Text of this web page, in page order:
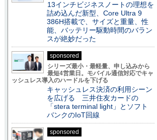
13インチビジネスノートの理想を
詰め込んだ新型、Core Ultra 9
386H搭載で、サイズと重量、性
能、バッテリー駆動時間のバラン
スが絶妙だった
sponsored
シリーズ最小・最軽量、申し込みから
最短4営業日。モバイル通信対応でキャ
ッシュレス導入のハードルを下げる
キャッシュレス決済の利用シーン
を広げる 三井住友カードの
「stera terminal light」とソフト
バンクのIoT回線
sponsored